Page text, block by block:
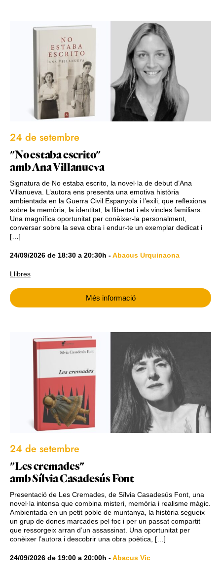
24 de setembre
"No estaba escrito"
amb Ana Villanueva
Signatura de No estaba escrito, la novel·la de debut d’Ana
Villanueva. L’autora ens presenta una emotiva història
ambientada en la Guerra Civil Espanyola i l’exili, que reflexiona
sobre la memòria, la identitat, la llibertat i els vincles familiars.
Una magnífica oportunitat per conèixer-la personalment,
conversar sobre la seva obra i endur-te un exemplar dedicat i
[…]
24/09/2026 de 18:30 a 20:30h -Abacus Urquinaona
Llibres
Més informació
24 de setembre
"Les cremades"
amb Sílvia Casadesús Font
Presentació de Les Cremades, de Sílvia Casadesús Font, una
novel·la intensa que combina misteri, memòria i realisme màgic.
Ambientada en un petit poble de muntanya, la història segueix
un grup de dones marcades pel foc i per un passat compartit
que ressorgeix arran d’un assassinat. Una oportunitat per
conèixer l’autora i descobrir una obra poètica, […]
24/09/2026 de 19:00 a 20:00h -Abacus Vic